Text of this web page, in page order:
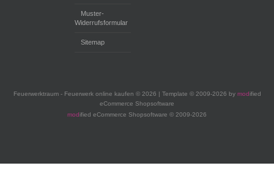
Muster-
Widerrufsformular
Sitemap
Feuerwerktraum - Feuerwerk online kaufen © 2026 | Template © 2009-2026 by modified
eCommerce Shopsoftware
modified eCommerce Shopsoftware © 2009-2026